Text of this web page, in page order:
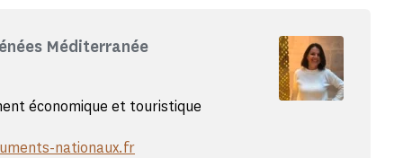
Méditerranée
économique et touristique
nationaux.fr